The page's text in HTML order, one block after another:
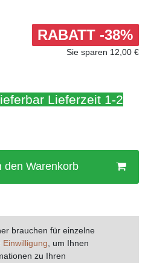
RABATT -38%
Sie sparen 12,00 €
Lieferzeit 1-2
den Warenkorb
brauchen für einzelne
Einwilligung, um Ihnen
zu Ihren